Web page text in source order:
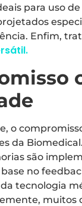
para uso
Enfim,
o
da
são
no
tecnologia
muitos